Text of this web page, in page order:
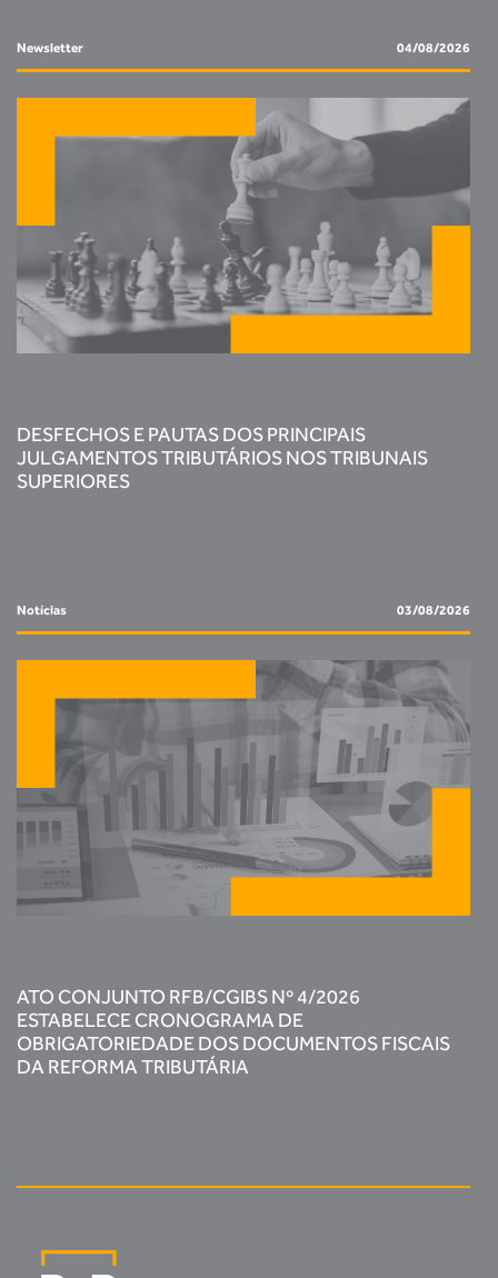
Newsletter 04/08/2026
DESFECHOS E PAUTAS DOS PRINCIPAIS
JULGAMENTOS TRIBUTÁRIOS NOS TRIBUNAIS
SUPERIORES
Notícias 03/08/2026
ATO CONJUNTO RFB/CGIBS Nº 4/2026
ESTABELECE CRONOGRAMA DE
OBRIGATORIEDADE DOS DOCUMENTOS FISCAIS
DA REFORMA TRIBUTÁRIA